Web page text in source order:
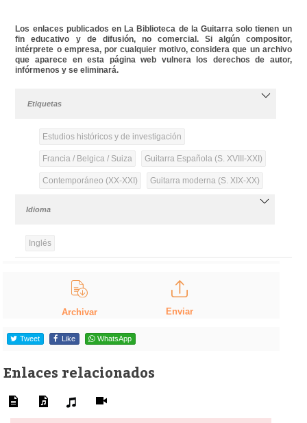
Los enlaces publicados en La Biblioteca de la Guitarra solo tienen un
fin educativo y de difusión, no comercial. Si algún compositor,
intérprete o empresa, por cualquier motivo, considera que un archivo
que aparece en esta página web vulnera los derechos de autor,
infórmenos y se eliminará.
Etiquetas
Estudios históricos y de investigación
Francia / Belgica / Suiza Guitarra Española (S. XVIII-XXI)
Contemporáneo (XX-XXI) Guitarra moderna (S. XIX-XX)
Idioma
Inglés
Archivar Enviar
Tweet Like WhatsApp
Enlaces relacionados